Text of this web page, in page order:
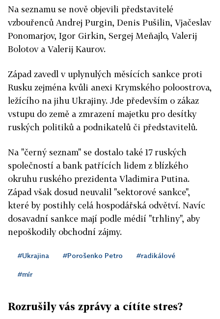
Na seznamu se nově objevili představitelé
vzbouřenců Andrej Purgin, Denis Pušilin, Vjačeslav
Ponomarjov, Igor Girkin, Sergej Meňajlo, Valerij
Bolotov a Valerij Kaurov.
Západ zavedl v uplynulých měsících sankce proti
Rusku zejména kvůli anexi Krymského poloostrova,
ležícího na jihu Ukrajiny. Jde především o zákaz
vstupu do země a zmrazení majetku pro desítky
ruských politiků a podnikatelů či představitelů.
Na "černý seznam" se dostalo také 17 ruských
společností a bank patřících lidem z blízkého
okruhu ruského prezidenta Vladimira Putina.
Západ však dosud neuvalil "sektorové sankce",
které by postihly celá hospodářská odvětví. Navíc
dosavadní sankce mají podle médií "trhliny", aby
nepoškodily obchodní zájmy.
#Ukrajina #Porošenko Petro #radikálové
#mír
Rozrušily vás zprávy a cítíte stres?